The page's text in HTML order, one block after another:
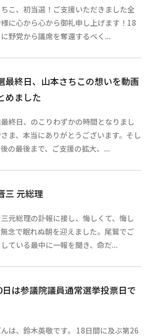
こ、初当選！ご支援いただきました全
に心から心から御礼申し上げます！18
野党から議席を奪還するべく...
最終日、山本さちこの想いを動画
めました
終日、のこりわずかの時間となりまし
ま、本当にありがとうございます。そし
の最後まで、ご支援の拡大、...
三 元総理
元総理の訃報に接し、悔しくて、悔し
念で眠れぬ朝を迎えました。尾鷲でご
ている最中に一報を聞き、命だ...
日は参議院議員通常選挙投票日で
は、鈴木英敬です。 18日間に及ぶ第26